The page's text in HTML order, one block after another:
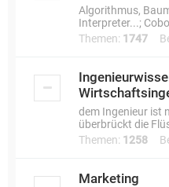
Algorithmus,
Interpreter...;
Themen: 1747
dem Ingenieur ist
überbrückt die
Themen: 1258
Marketing